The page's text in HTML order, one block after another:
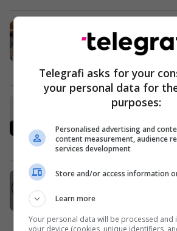
Kryetari i PLE
e komunitetit jo-
me forcë nga
ministrit Peci
Sociale
"Dhuro një
shkollor falas për
komuniteteve në
Kosovë 11/09/2022
Kurti: 100 bursa
komuniteteve
egjiptian
Kosovë 22/06/2022
Telegrafi asks for your
your personal data for
purposes:
Personalised advertising and
content measurement, audience
services development
Store and/or access information
Learn more
Your personal data will be processed
your device (cookies, unique identifiers,